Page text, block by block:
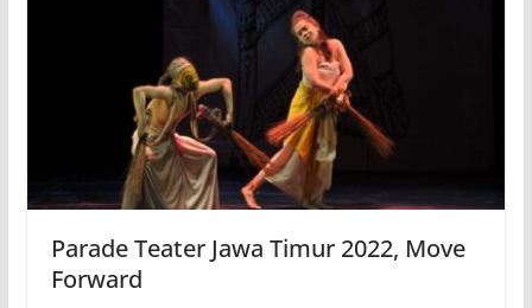
Parade Teater Jawa Timur 2022, Move
Forward